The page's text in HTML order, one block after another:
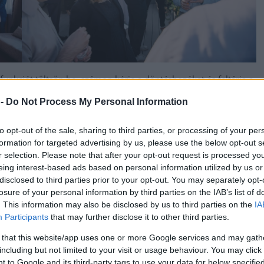
Do Not Process My Personal Information
opt-out of the sale, sharing to third parties, or processing of your
for targeted advertising by us, please use the below opt-out
selection. Please note that after your opt-out request is processed
interest-based ads based on personal information utilized by us
to third parties prior to your opt-out. You may separately
of your personal information by third parties on the IAB’s list of
This information may also be disclosed by us to third parties on the
Participants that may further disclose it to other third parties.
that this website/app uses one or more Google services and may
but not limited to your visit or usage behaviour. You may
to Google and its third-party tags to use your data for below
töltsön be, számon kérje a döntéshozókat és feltárja a
és a szakmailag felkészült oknyomozókra.
mentor segíti. A párosításokat az eseményen Jávor
ismertette. A program során a mentoráltak gyakorlati
visznek végig, miközben mélyebben megismerik a
résztvevői:
Soma Díj korábbigyőztese és Molnár Vilmos